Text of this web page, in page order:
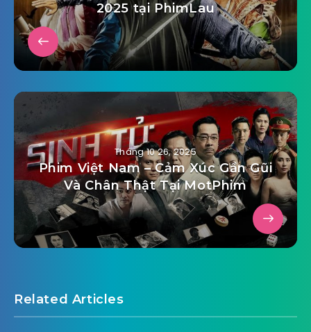
2025 tại PhimLau
Tháng 10 26, 2025
Phim Việt Nam – Cảm Xúc Gần Gũi
Và Chân Thật Tại MotPhim
Related Articles